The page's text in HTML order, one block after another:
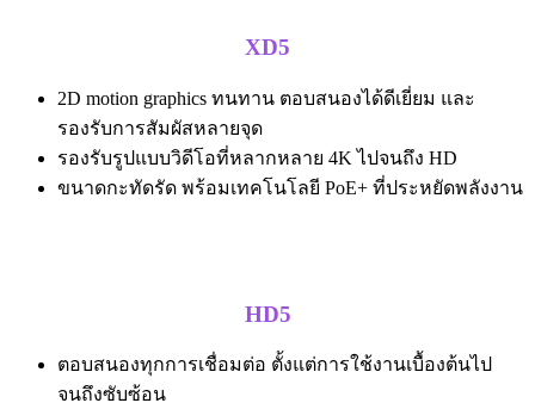
XD5
2D motion graphics ทนทาน ตอบสนองได้ดีเยี่ยม และ
รองรับการสัมผัสหลายจุด
รองรับรูปแบบวิดีโอที่หลากหลาย 4K ไปจนถึง HD
ขนาดกะทัดรัด พร้อมเทคโนโลยี PoE+ ที่ประหยัดพลังงาน
HD5
ตอบสนองทุกการเชื่อมต่อ ตั้งแต่การใช้งานเบื้องต้นไป
จนถึงซับซ้อน